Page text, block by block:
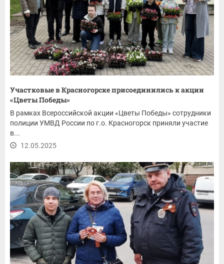
Участковые в Красногорске присоединились к акции
«Цветы Победы»
В рамках Всероссийской акции «Цветы Победы» сотрудники
полиции УМВД России по г.о. Красногорск приняли участие
в...
12.05.2025